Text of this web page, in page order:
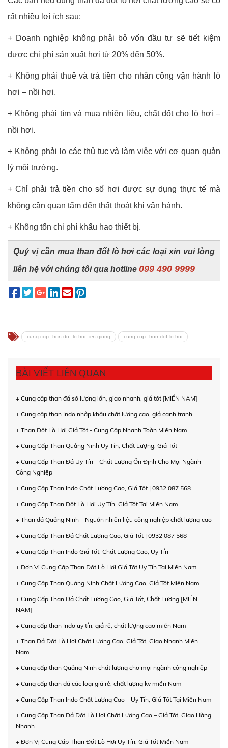
rất nhiều lợi ích sau:
+ Doanh nghiệp không phải bỏ vốn đầu tư sẽ tiết kiệm
được chi phí sản xuất hơi từ 20% đến 50%.
+ Không phải thuê và trả tiền cho nhân công vận hành lò
hơi – nồi hơi.
+ Không phải tìm và mua nhiên liệu, chất đốt cho lò hơi –
nồi hơi.
+ Không phải lo các thủ tục và làm việc với cơ quan quản
lý môi trường.
+ Chỉ phải trả tiền cho số hơi được sự dụng thực tế mà
không cần quan tấm đến thất thoát khi vận hành.
+ Không tốn chi phí khấu hao thiết bị.
Quý vị cần mua than đốt lò hơi các loại xin vui lòng
liên hệ với chúng tôi qua hotline 099 490 9999
cung cap than dot lo hoi tien giang cung cap than dot lo hoi
BÀI VIẾT LIÊN QUAN
+ Cung cấp than đá số lượng lớn, giao nhanh, giá tốt [MIỀN NAM]
+ Cung cấp than Indo nhập khẩu chất lượng cao, giá cạnh tranh
+ Than Đốt Lò Hơi Giá Tốt - Cung Cấp Nhanh Toàn Miền Nam
+ Cung Cấp Than Quảng Ninh Uy Tín, Chất Lượng, Giá Tốt
+ Cung Cấp Than Đá Uy Tín – Chất Lượng Ổn Định Cho Mọi Ngành
Công Nghiệp
+ Cung Cấp Than Indo Chất Lượng Cao, Giá Tốt | 0932 087 568
+ Cung Cấp Than Đốt Lò Hơi Uy Tín, Giá Tốt Tại Miền Nam
+ Than đá Quảng Ninh – Nguồn nhiên liệu công nghiệp chất lượng cao
+ Cung Cấp Than Đá Chất Lượng Cao, Giá Tốt | 0932 087 568
+ Cung Cấp Than Indo Giá Tốt, Chất Lượng Cao, Uy Tín
+ Đơn Vị Cung Cấp Than Đốt Lò Hơi Giá Tốt Uy Tín Tại Miền Nam
+ Cung Cấp Than Quảng Ninh Chất Lượng Cao, Giá Tốt Miền Nam
+ Cung Cấp Than Đá Chất Lượng Cao, Giá Tốt, Chất Lượng [MIỀN
NAM]
+ Cung cấp than Indo uy tín, giá rẻ, chất lượng cao miền Nam
+ Than Đá Đốt Lò Hơi Chất Lượng Cao, Giá Tốt, Giao Nhanh Miền
Nam
+ Cung cấp than Quảng Ninh chất lượng cho mọi ngành công nghiệp
+ Cung cấp than đá các loại giá rẻ, chất lượng kv miền Nam
+ Cung Cấp Than Indo Chất Lượng Cao – Uy Tín, Giá Tốt Tại Miền Nam
+ Cung Cấp Than Đá Đốt Lò Hơi Chất Lượng Cao – Giá Tốt, Giao Hàng
Nhanh
+ Đơn Vị Cung Cấp Than Đốt Lò Hơi Uy Tín, Giá Tốt Miền Nam